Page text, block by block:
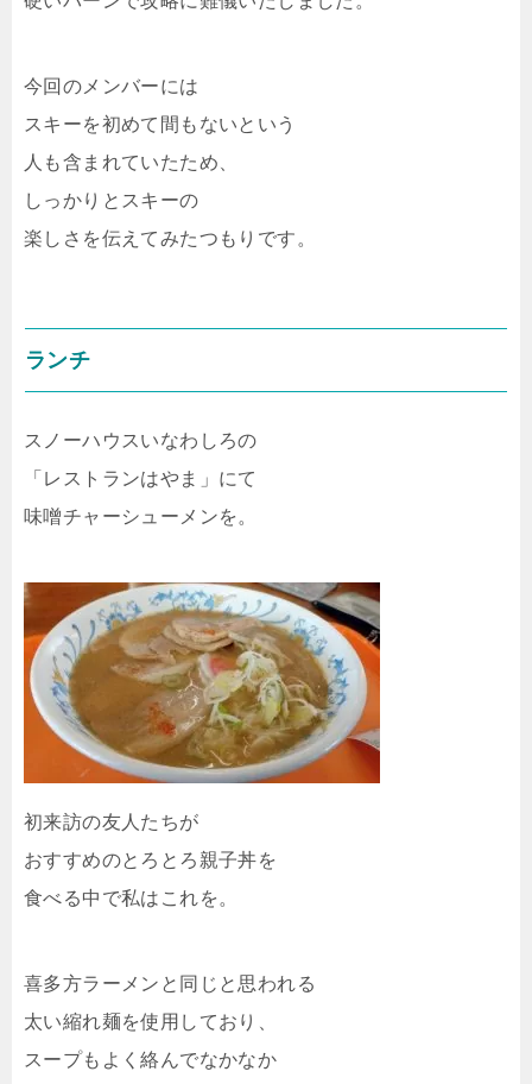
今回のメンバーには
スキーを初めて間もないという
人も含まれていたため、
しっかりとスキーの
楽しさを伝えてみたつもりです。
ランチ
スノーハウスいなわしろの
「レストランはやま」にて
味噌チャーシューメンを。
初来訪の友人たちが
おすすめのとろとろ親子丼を
食べる中で私はこれを。
喜多方ラーメンと同じと思われる
太い縮れ麺を使用しており、
スープもよく絡んでなかなか